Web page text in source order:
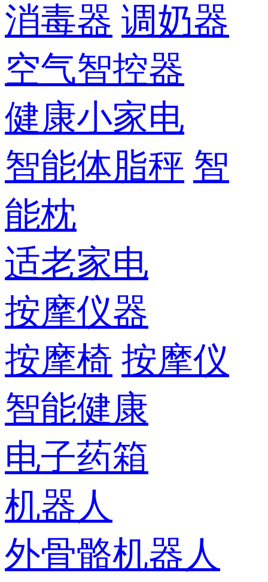
消毒器 调奶器
空气智控器
健康小家电
智能体脂秤 智
能枕
适老家电
按摩仪器
按摩椅 按摩仪
智能健康
电子药箱
机器人
外骨骼机器人